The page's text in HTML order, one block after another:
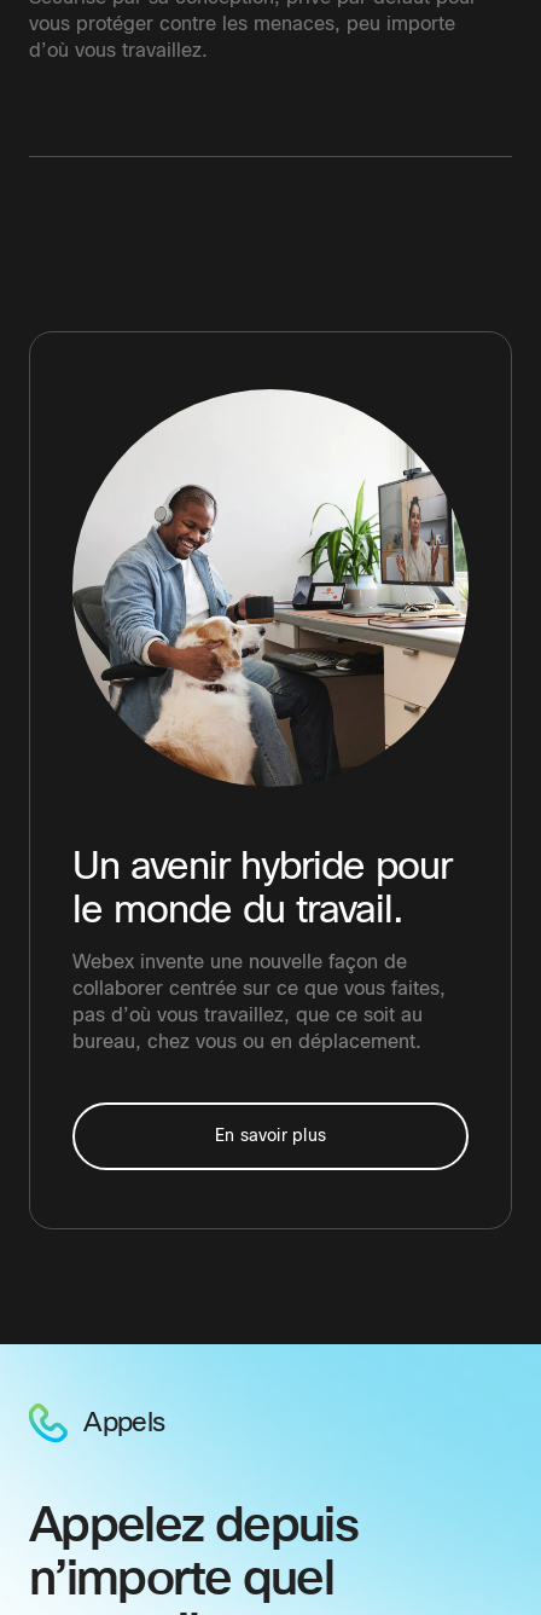
vous protéger contre les menaces, peu importe
d’où vous travaillez.
Un avenir hybride pour
le monde du travail.
Webex invente une nouvelle façon de
collaborer centrée sur ce que vous faites,
pas d’où vous travaillez, que ce soit au
bureau, chez vous ou en déplacement.
En savoir plus
Appels
Appelez depuis
n’importe quel